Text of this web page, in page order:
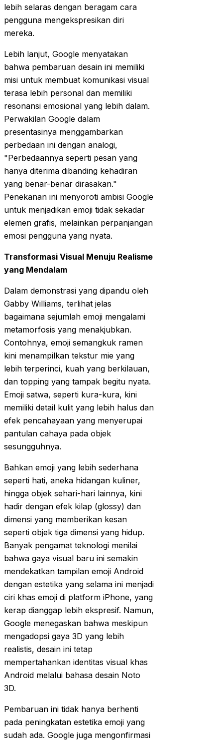
lebih selaras dengan beragam cara
pengguna mengekspresikan diri
mereka.
Lebih lanjut, Google menyatakan
bahwa pembaruan desain ini memiliki
misi untuk membuat komunikasi visual
terasa lebih personal dan memiliki
resonansi emosional yang lebih dalam.
Perwakilan Google dalam
presentasinya menggambarkan
perbedaan ini dengan analogi,
"Perbedaannya seperti pesan yang
hanya diterima dibanding kehadiran
yang benar-benar dirasakan."
Penekanan ini menyoroti ambisi Google
untuk menjadikan emoji tidak sekadar
elemen grafis, melainkan perpanjangan
emosi pengguna yang nyata.
Transformasi Visual Menuju Realisme
yang Mendalam
Dalam demonstrasi yang dipandu oleh
Gabby Williams, terlihat jelas
bagaimana sejumlah emoji mengalami
metamorfosis yang menakjubkan.
Contohnya, emoji semangkuk ramen
kini menampilkan tekstur mie yang
lebih terperinci, kuah yang berkilauan,
dan topping yang tampak begitu nyata.
Emoji satwa, seperti kura-kura, kini
memiliki detail kulit yang lebih halus dan
efek pencahayaan yang menyerupai
pantulan cahaya pada objek
sesungguhnya.
Bahkan emoji yang lebih sederhana
seperti hati, aneka hidangan kuliner,
hingga objek sehari-hari lainnya, kini
hadir dengan efek kilap (glossy) dan
dimensi yang memberikan kesan
seperti objek tiga dimensi yang hidup.
Banyak pengamat teknologi menilai
bahwa gaya visual baru ini semakin
mendekatkan tampilan emoji Android
dengan estetika yang selama ini menjadi
ciri khas emoji di platform iPhone, yang
kerap dianggap lebih ekspresif. Namun,
Google menegaskan bahwa meskipun
mengadopsi gaya 3D yang lebih
realistis, desain ini tetap
mempertahankan identitas visual khas
Android melalui bahasa desain Noto
3D.
Pembaruan ini tidak hanya berhenti
pada peningkatan estetika emoji yang
sudah ada. Google juga mengonfirmasi